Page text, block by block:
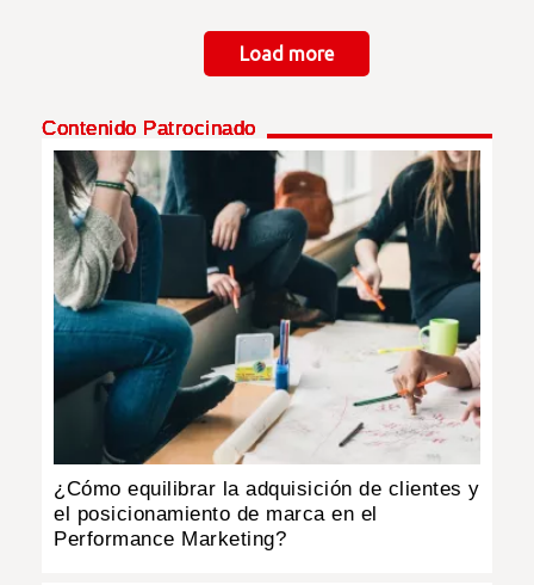
Load more
Contenido Patrocinado
¿Cómo equilibrar la adquisición de clientes y
el posicionamiento de marca en el
Performance Marketing?